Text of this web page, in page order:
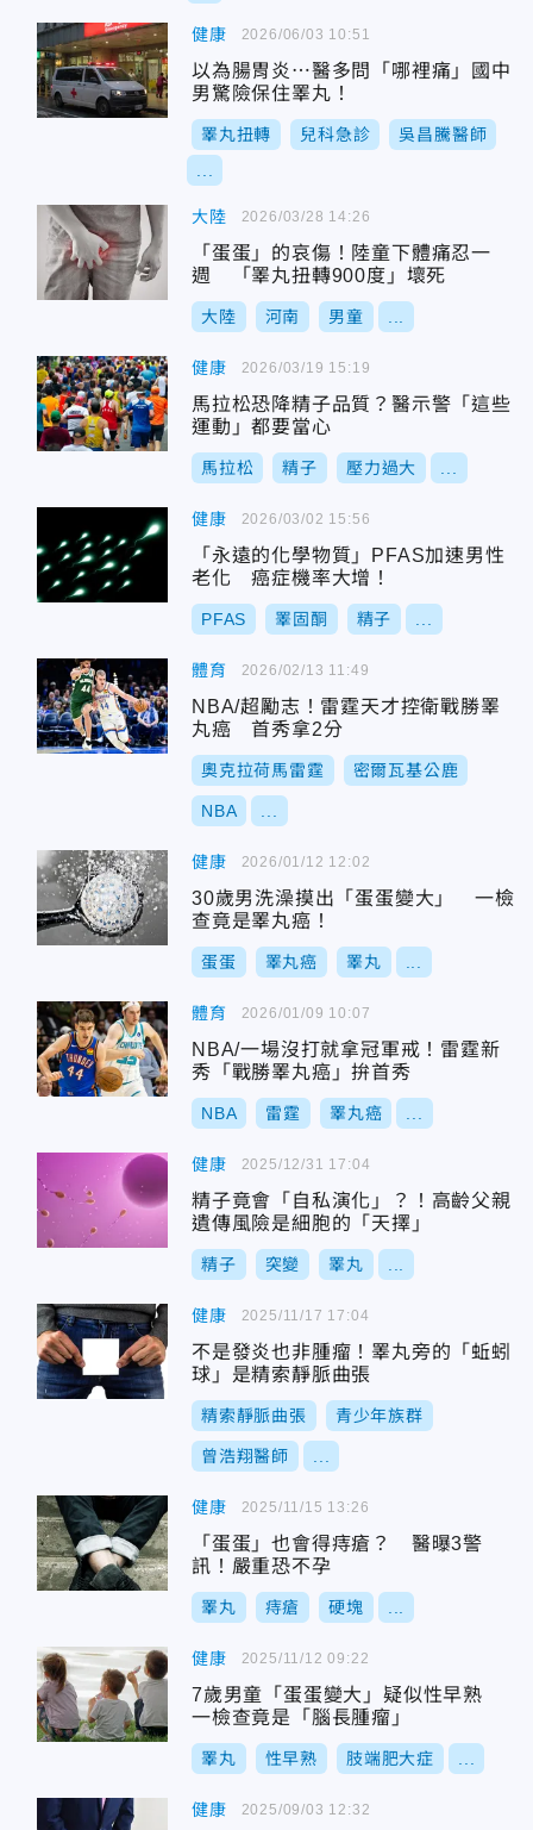
健康
以為腸胃炎⋯醫多問「哪裡痛」國中
男驚險保住睪丸！
睪丸扭轉 兒科急診 吳昌騰醫師
2026/06/03 10:51
大陸
「蛋蛋」的哀傷！陸童下體痛忍一
週 「睪丸扭轉900度」壞死
大陸 河南 男童
2026/03/28 14:26
健康
馬拉松恐降精子品質？醫示警「這些
運動」都要當心
馬拉松 精子 壓力過大
2026/03/19 15:19
健康
「永遠的化學物質」PFAS加速男性
老化 癌症機率大增！
PFAS 睪固酮 精子
2026/03/02 15:56
體育
NBA/超勵志！雷霆天才控衛戰勝睪
丸癌 首秀拿2分
奧克拉荷馬雷霆 密爾瓦基公鹿
NBA
2026/02/13 11:49
健康
30歲男洗澡摸出「蛋蛋變大」 一檢
查竟是睪丸癌！
蛋蛋 睪丸癌 睪丸
2026/01/12 12:02
體育
NBA/一場沒打就拿冠軍戒！雷霆新
秀「戰勝睪丸癌」拚首秀
NBA 雷霆 睪丸癌
2026/01/09 10:07
健康
精子竟會「自私演化」？！高齡父親
遺傳風險是細胞的「天擇」
精子 突變 睪丸
2025/12/31 17:04
健康
不是發炎也非腫瘤！睪丸旁的「蚯蚓
球」是精索靜脈曲張
精索靜脈曲張 青少年族群
曾浩翔醫師
2025/11/17 17:04
健康
「蛋蛋」也會得痔瘡？ 醫曝3警
訊！嚴重恐不孕
睪丸 痔瘡 硬塊
2025/11/15 13:26
健康
7歲男童「蛋蛋變大」疑似性早熟
一檢查竟是「腦長腫瘤」
睪丸 性早熟 肢端肥大症
2025/11/12 09:22
健康 2025/09/03 12:32